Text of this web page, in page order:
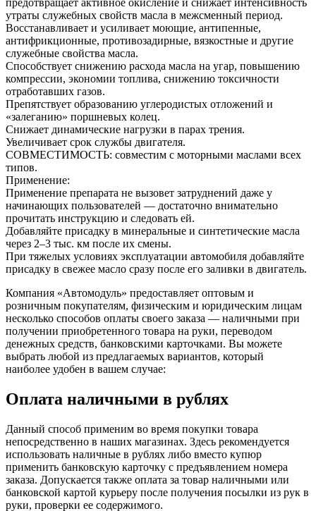
предотвращает активное окисление и снижает интенсивность
утраты служебных свойств масла в ‎межсменный период.
Восстанавливает и усиливает моющие, антипенные,
антифрикционные, противозадирные, ‎вязкостные и другие
служебные свойства масла.
Способствует снижению расхода масла на угар, повышению
компрессии, экономии топлива, ‎снижению токсичности
отработавших газов.
Препятствует образованию углеродистых отложений и
«залеганию» поршневых колец.
Снижает динамические нагрузки в парах трения.
Увеличивает срок службы двигателя.
СОВМЕСТИМОСТЬ: совместим с моторными маслами всех
типов.
Применение:
Применение препарата не вызовет затруднений даже у
начинающих пользователей — достаточно ‎внимательно
прочитать инструкцию и следовать ей.
Добавляйте присадку в минеральные и синтетические масла
через 2–3 тыс. км после их смены.
При тяжелых условиях эксплуатации автомобиля добавляйте
присадку в свежее масло сразу после ‎его заливки в двигатель.
Компания «Автомодуль» предоставляет оптовым и
розничным покупателям, физическим и юридическим лицам
несколько способов оплаты своего заказа — наличными при
получении приобретенного товара на руки, переводом
денежных средств, банковскими карточками. Вы можете
выбрать любой из предлагаемых вариантов, который
наиболее удобен в вашем случае:
Оплата наличными в рублях
Данный способ применим во время покупки товара
непосредственно в наших магазинах. Здесь рекомендуется
использовать наличные в рублях либо вместо купюр
применить банковскую карточку с предъявлением номера
заказа. Допускается также оплата за товар наличными или
банковской картой курьеру после получения посылки из рук в
руки, проверки ее содержимого.